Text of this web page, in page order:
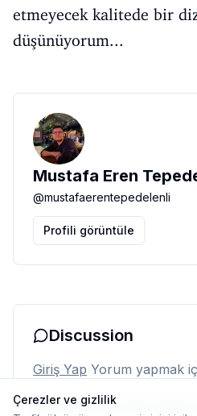
etmeyecek kalitede bir
düşünüyorum...
Mustafa Eren
@mustafaerentepedelenli
Profili görüntüle
Discussion
Giriş Yap Yorum yapmak
Henüz yorum yok. İlk yorumu
Çerezler ve gizlilik